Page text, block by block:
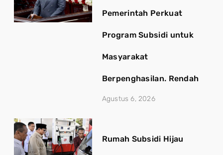
Pemerintah Perkuat
Program Subsidi untuk
Masyarakat
Berpenghasilan. Rendah
Agustus 6, 2026
Rumah Subsidi Hijau